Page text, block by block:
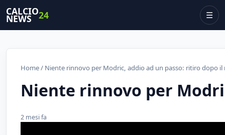
CALCIO
NEWS 24 ☰
Home/ Niente rinnovo per Modric, addio ad un passo: ritiro dopo il
Niente rinnovo per
2 mesi fa